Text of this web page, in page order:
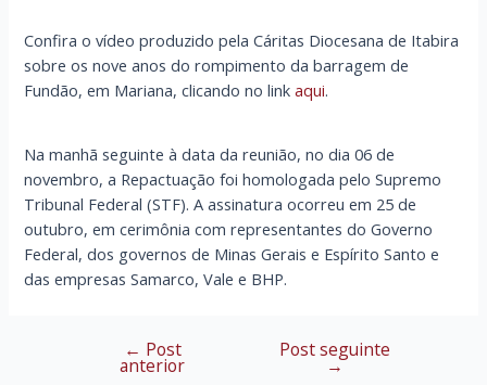
Confira o vídeo produzido pela Cáritas Diocesana de Itabira
sobre os nove anos do rompimento da barragem de
Fundão, em Mariana, clicando no linkaqui.
Na manhã seguinte à data da reunião, no dia 06 de
novembro, a Repactuação foi homologada pelo Supremo
Tribunal Federal (STF). A assinatura ocorreu em 25 de
outubro, em cerimônia com representantes do Governo
Federal, dos governos de Minas Gerais e Espírito Santo e
das empresas Samarco, Vale e BHP.
Navegação
← Post
anterior
Post seguinte
→